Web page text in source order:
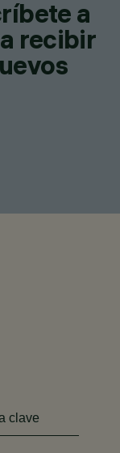
a
recibir